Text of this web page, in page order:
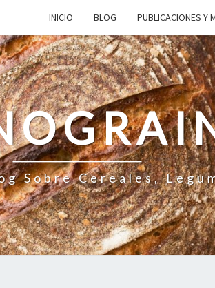
INICIO BLOG PUBLICACIONES Y
Sobre Cereales,